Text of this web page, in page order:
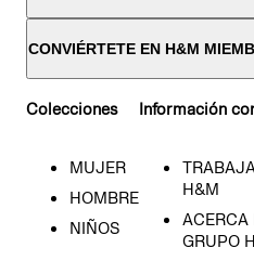
CONVIÉRTETE EN H&M
Colecciones
MUJER
HOMBRE
NIÑOS
Información
H&M
ACERCA
GRUPO